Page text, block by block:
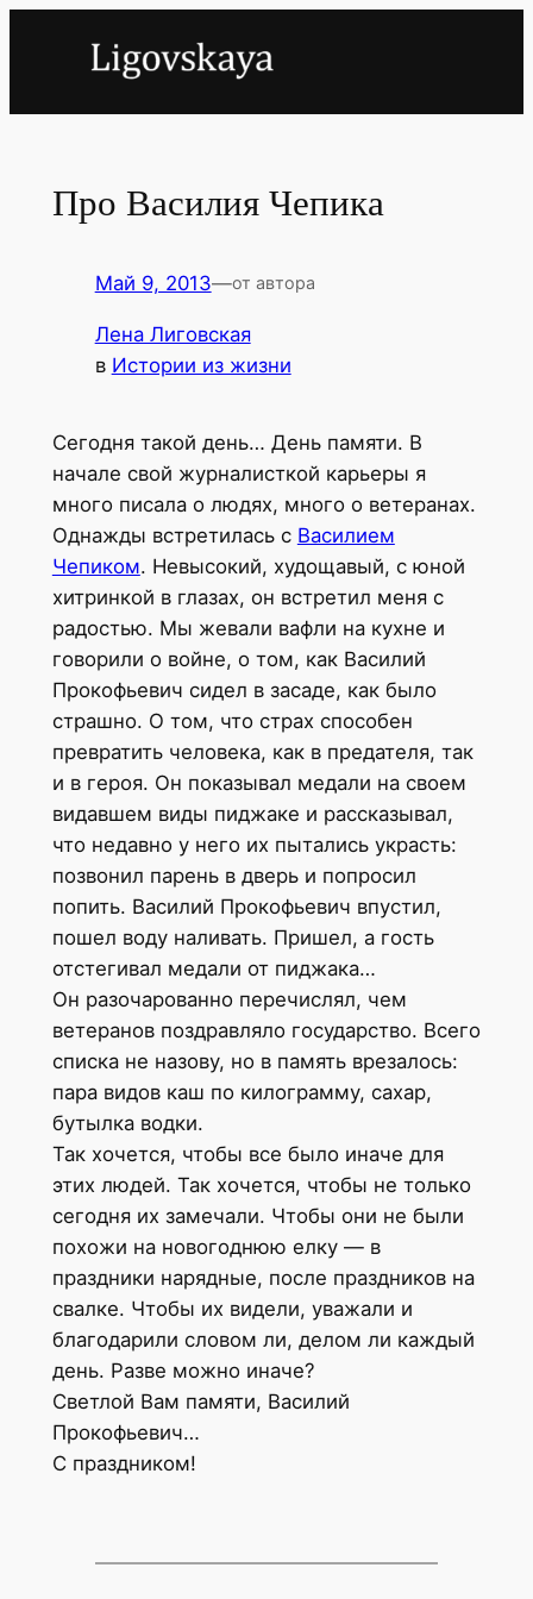
содержимому
Про Василия Чепика
Май 9, 2013—от автора
Лена Лиговская
в Истории из жизни
Сегодня такой день… День памяти. В
начале свой журналисткой карьеры я
много писала о людях, много о ветеранах.
Однажды встретилась с Василием
Чепиком. Невысокий, худощавый, с юной
хитринкой в глазах, он встретил меня с
радостью. Мы жевали вафли на кухне и
говорили о войне, о том, как Василий
Прокофьевич сидел в засаде, как было
страшно. О том, что страх способен
превратить человека, как в предателя, так
и в героя. Он показывал медали на своем
видавшем виды пиджаке и рассказывал,
что недавно у него их пытались украсть:
позвонил парень в дверь и попросил
попить. Василий Прокофьевич впустил,
пошел воду наливать. Пришел, а гость
отстегивал медали от пиджака…
Он разочарованно перечислял, чем
ветеранов поздравляло государство. Всего
списка не назову, но в память врезалось:
пара видов каш по килограмму, сахар,
бутылка водки.
Так хочется, чтобы все было иначе для
этих людей. Так хочется, чтобы не только
сегодня их замечали. Чтобы они не были
похожи на новогоднюю елку — в
праздники нарядные, после праздников на
свалке. Чтобы их видели, уважали и
благодарили словом ли, делом ли каждый
день. Разве можно иначе?
Светлой Вам памяти, Василий
Прокофьевич…
С праздником!